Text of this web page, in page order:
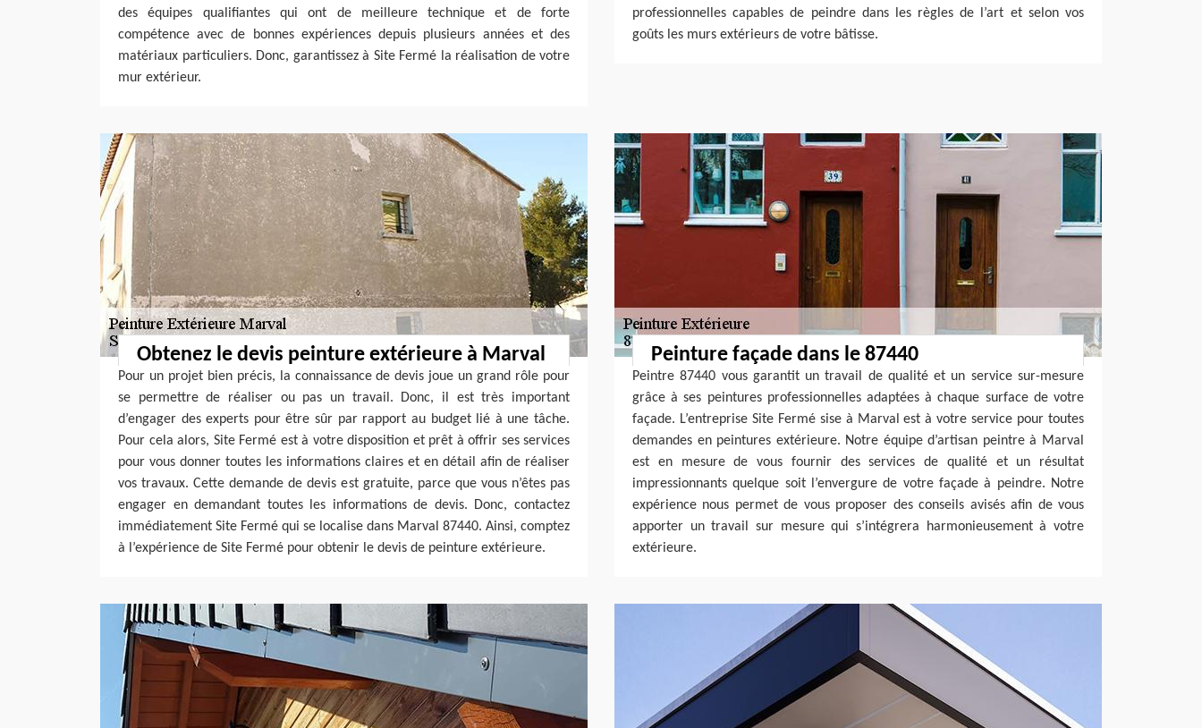
des équipes qualifiantes qui ont de meilleure technique et de forte
compétence avec de bonnes expériences depuis plusieurs années et des
matériaux particuliers. Donc, garantissez à Site Fermé la réalisation de votre
mur extérieur.
professionnelles capables de peindre dans les règles de l’art et selon vos
goûts les murs extérieurs de votre bâtisse.
Obtenez le devis peinture extérieure à Marval
Pour un projet bien précis, la connaissance de devis joue un grand rôle pour
se permettre de réaliser ou pas un travail. Donc, il est très important
d’engager des experts pour être sûr par rapport au budget lié à une tâche.
Pour cela alors, Site Fermé est à votre disposition et prêt à offrir ses services
pour vous donner toutes les informations claires et en détail afin de réaliser
vos travaux. Cette demande de devis est gratuite, parce que vous n’êtes pas
engager en demandant toutes les informations de devis. Donc, contactez
immédiatement Site Fermé qui se localise dans Marval 87440. Ainsi, comptez
à l’expérience de Site Fermé pour obtenir le devis de peinture extérieure.
Peinture façade dans le 87440
Peintre 87440 vous garantit un travail de qualité et un service sur-mesure
grâce à ses peintures professionnelles adaptées à chaque surface de votre
façade. L’entreprise Site Fermé sise à Marval est à votre service pour toutes
demandes en peintures extérieure. Notre équipe d’artisan peintre à Marval
est en mesure de vous fournir des services de qualité et un résultat
impressionnants quelque soit l’envergure de votre façade à peindre. Notre
expérience nous permet de vous proposer des conseils avisés afin de vous
apporter un travail sur mesure qui s’intégrera harmonieusement à votre
extérieure.